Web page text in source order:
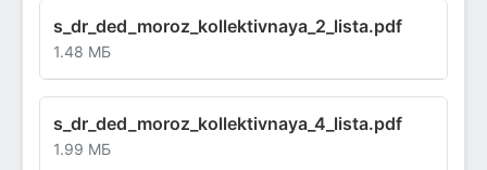
s_dr_ded_moroz_kollektivnaya_2_lista.pdf
1.48 МБ
s_dr_ded_moroz_kollektivnaya_4_lista.pdf
1.99 МБ